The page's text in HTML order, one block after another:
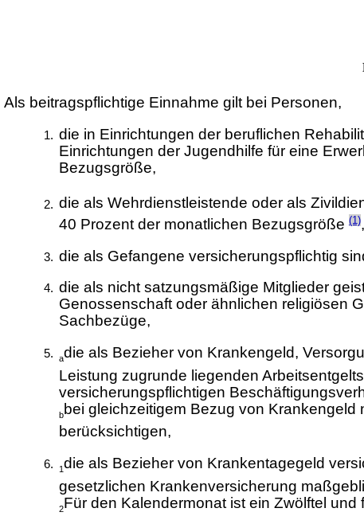
Als beitragspflichtige Einnahme gilt bei Personen,
die in Einrichtungen der beruflichen
Einrichtungen der Jugendhilfe für eine
Bezugsgröße,
die als Wehrdienstleistende oder als
40 Prozent der monatlichen Bezugsgröße (1),
die als Gefangene versicherungspflichtig
die als nicht satzungsmäßige Mitglieder
Genossenschaft oder ähnlichen religiösen
Sachbezüge,
adie als Bezieher von Krankengeld,
Leistung zugrunde liegenden
versicherungspflichtigen
bbei gleichzeitigem Bezug von
berücksichtigen,
1die als Bezieher von Krankentagegeld
gesetzlichen Krankenversicherung
2Für den Kalendermonat ist ein Zwölftel